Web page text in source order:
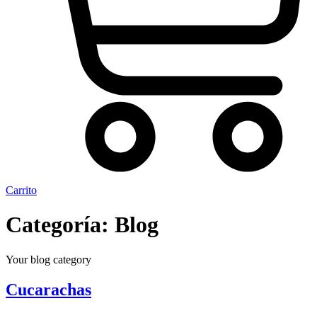
Carrito
Categoría: Blog
Your blog category
Cucarachas